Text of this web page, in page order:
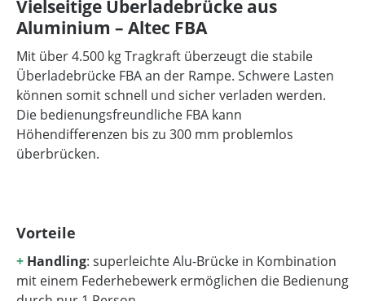
Vielseitige Überladebrücke aus
Aluminium – Altec FBA
Mit über 4.500 kg Tragkraft überzeugt die stabile
Überladebrücke FBA an der Rampe. Schwere Lasten
können somit schnell und sicher verladen werden.
Die bedienungsfreundliche FBA kann
Höhendifferenzen bis zu 300 mm problemlos
überbrücken.
Vorteile
+ Handling: superleichte Alu-Brücke in Kombination
mit einem Federhebewerk ermöglichen die Bedienung